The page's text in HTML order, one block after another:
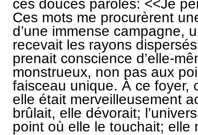
ces douces paroles: <<Je
Ces mots me procurèrent
d’une immense campagne,
recevait les rayons
prenait conscience d’elle-
monstrueux, non pas aux
faisceau unique. À ce foyer,
elle était merveilleusement
brûlait, elle dévorait;
point où elle le touchait; elle